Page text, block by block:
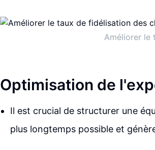
Améliorer le
Optimisation de
Il est crucial de structurer une
plus longtemps possible et